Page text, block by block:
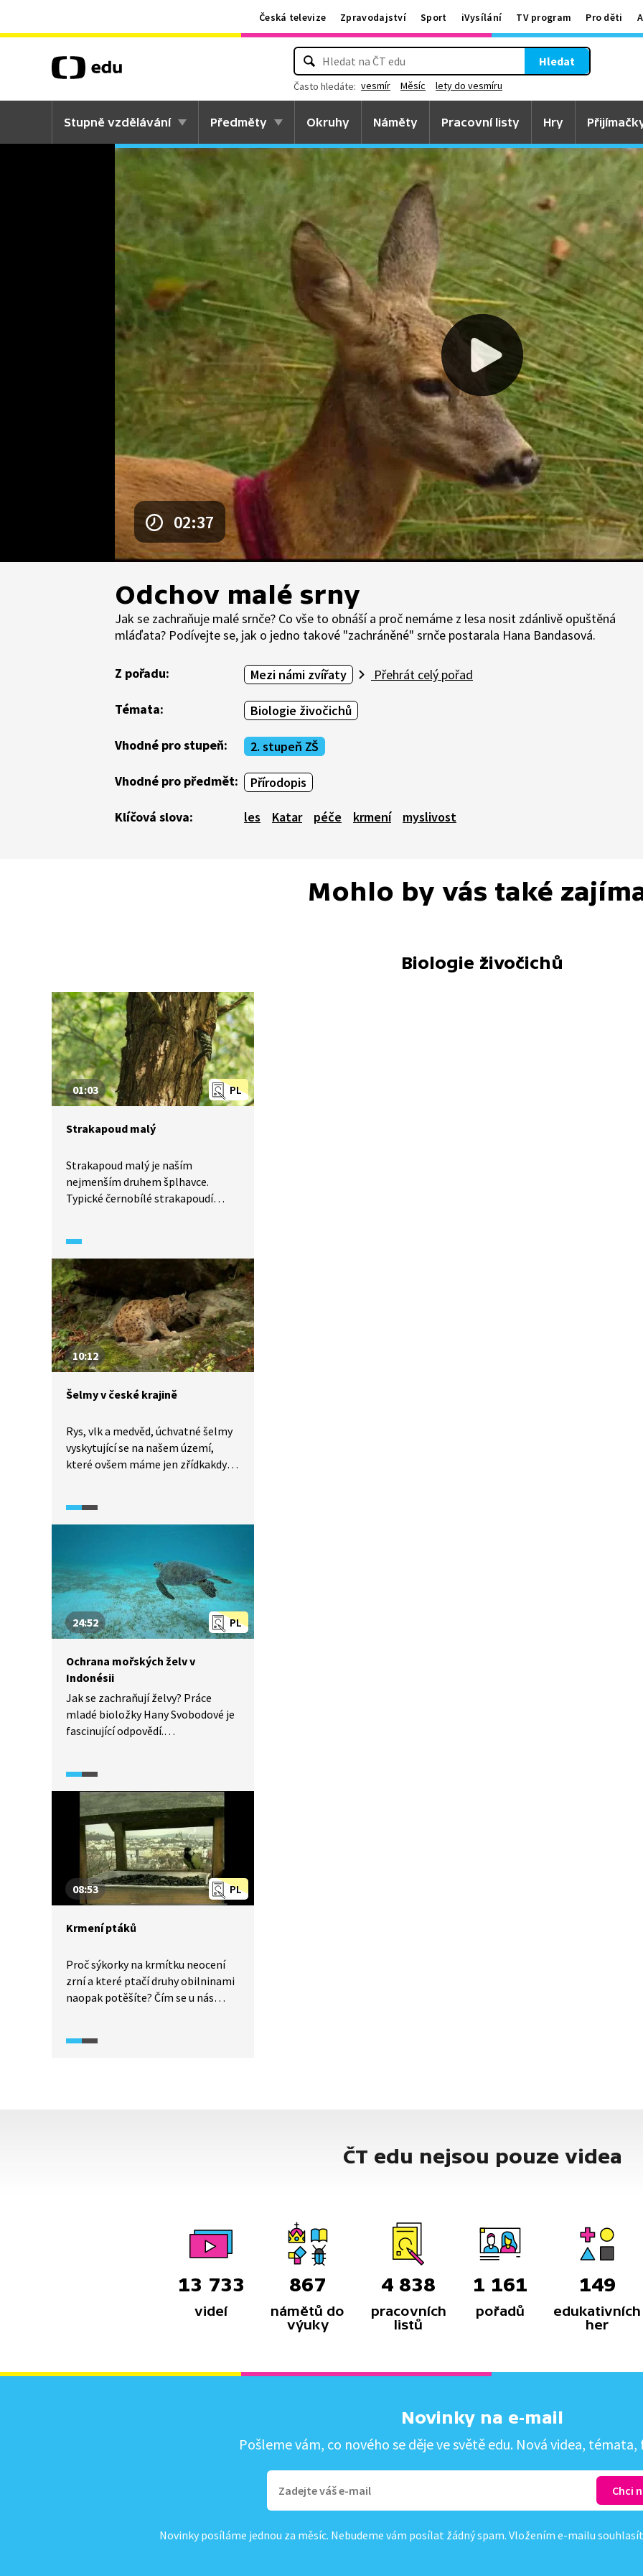
Česká televize Zpravodajství Sport iVysílání TV program Pro děti
Hledat
Často hledáte: vesmír Měsíc lety do vesmíru
Stupně vzdělávání Předměty Okruhy Náměty Pracovní listy Hry
02:37
Odchov malé srny
Jak se zachraňuje malé srnče? Co vše to obnáší a proč nemáme z lesa nosit zdánlivě opuštěná
mláďata? Podívejte se, jak o jedno takové "zachráněné" srnče postarala Hana Bandasová.
Z pořadu: Mezi námi zvířaty Přehrát celý pořad
Témata: Biologie živočichů
Vhodné pro stupeň: 2. stupeň ZŠ
Vhodné pro předmět: Přírodopis
Klíčová slova: les Katar péče krmení myslivost
Mohlo by vás také
Biologie živočichů
PL
01:03
Strakapoud malý
Strakapoud malý je naším
nejmenším druhem šplhavce.
Typické černobílé strakapoudí
s kým máme tu čest, přestože
velikostí se blíží spíše vrabcovi.
10:12
Šelmy v české krajině
Rys, vlk a medvěd, úchvatné šelmy
vyskytující se na našem území,
které ovšem máme jen zřídkakdy
sledovat na jednom místě a co
PL
24:52
Ochrana mořských želv v
Indonésii
Jak se zachraňují želvy? Práce
mladé bioložky Hany Svobodové je
fascinující odpovědí.
vajíčka, zabíjet želvy kvůli výrobě
suvenýrů z želvoviny, jinde vzdělává
mládež či přesvědčuje místní
politiky, že ochrana přírody má
smysl.
PL
08:53
Krmení ptáků
Proč sýkorky na krmítku neocení
zrní a které ptačí druhy obilninami
naopak potěšíte? Čím se u nás
kovadlinky? A které ptačí druhy
ČT edu nejsou pouze videa
13 733
videí
867
námětů do
výuky
4 838
pracovních
listů
1 161
pořadů
149
edukativních
her
Novinky na e-mail
Pošleme vám, co nového se děje ve světě edu. Nová videa, témata,
Novinky posíláme jednou za měsíc. Nebudeme vám posílat žádný spam. Vložením e-mailu